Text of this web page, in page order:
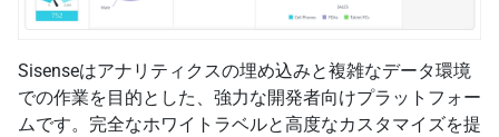
Sisenseはアナリティクスの埋め込みと複雑なデータ環境
での作業を目的とした、強力な開発者向けプラットフォー
ムです。完全なホワイトラベルと高度なカスタマイズを提